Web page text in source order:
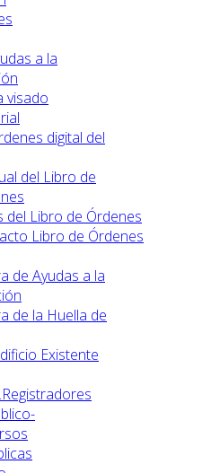
a la
visado
digital del
del Libro de
del Libro de Órdenes
Libro de Órdenes
de Ayudas a la
de la Huella de
Existente